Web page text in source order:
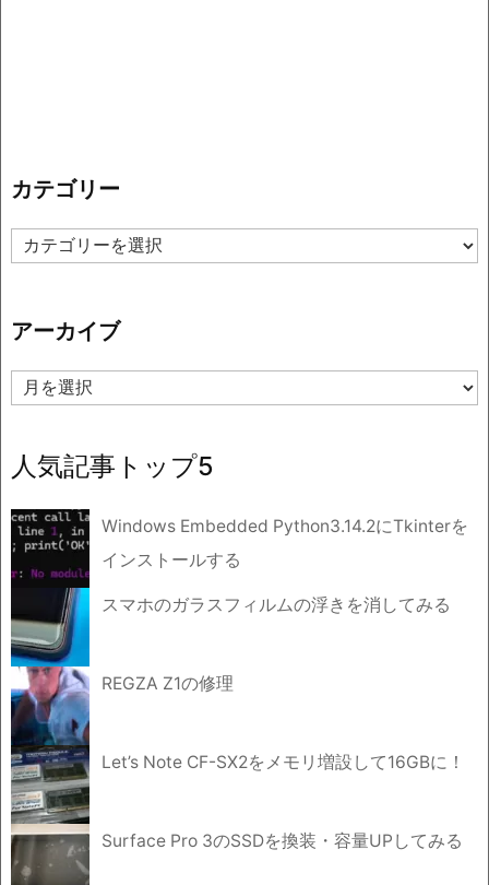
カテゴリー
カ
テ
ー
アーカイブ
ア
ー
ブ
人気記事トップ5
Windows Embedded Python3.14.2にTkinterを
インストールする
スマホのガラスフィルムの浮きを消してみる
REGZA Z1の修理
Let’s Note CF-SX2をメモリ増設して16GBに！
Surface Pro 3のSSDを換装・容量UPしてみる